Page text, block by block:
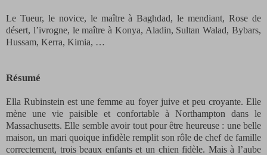
Le Tueur, le novice, le maître à Baghdad, le mendiant, Rose de
désert, l’ivrogne, le maître à Konya, Aladin, Sultan Walad, Bybars,
Hussam, Kerra, Kimia, …
Résumé
Ella Rubinstein est une femme au foyer juive et peu croyante. Elle
mène une vie paisible et confortable à Northampton dans le
Massachusetts. Elle semble avoir tout pour être heureuse : une belle
maison, un mari quoique infidèle remplit son rôle de chef de famille
correctement, trois beaux enfants et un chien fidèle. Mais à l’aube